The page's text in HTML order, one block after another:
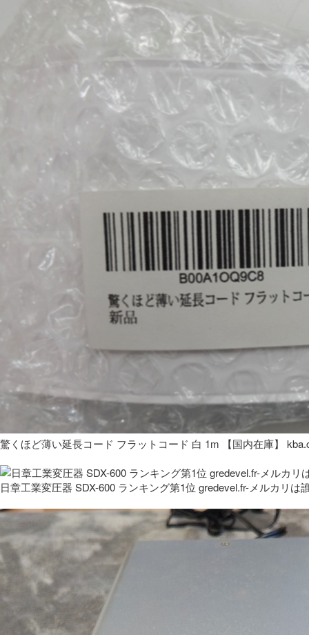
驚くほど薄い延長コード フラットコード 白 1m 【国内在庫】
日章工業変圧器 SDX-600 ランキング第1位 gredevel.fr-メルカリは